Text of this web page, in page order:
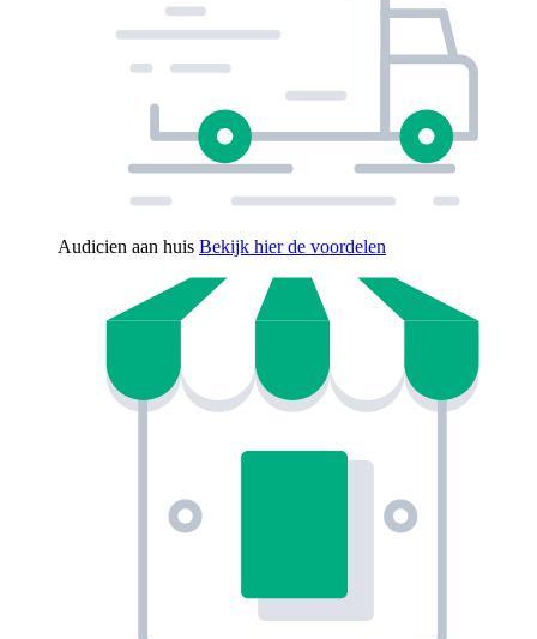
Audicien aan huis Bekijk hier de voordelen